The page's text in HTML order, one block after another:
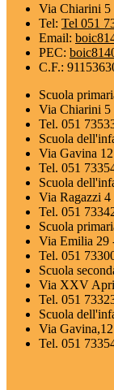
Via Chiarini 5
Tel: Tel 051
Email:
PEC:
C.F.:
Scuola
Via Chiarini 5
Tel. 051
Scuola
Via Gavina
Tel. 051
Scuola
Via Ragazzi
Tel. 051
Scuola
Via Emilia 29
Tel. 051
Scuola
Via XXV
Tel. 051
Scuola
Via
Tel. 051